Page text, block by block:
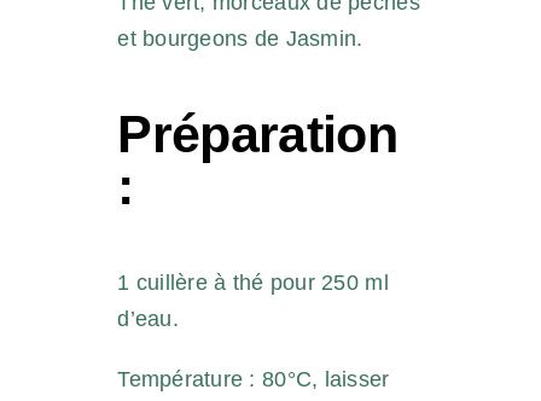
et bourgeons de Jasmin.
Préparation
:
1 cuillère à thé pour 250 ml
d’eau.
Température : 80°C, laisser